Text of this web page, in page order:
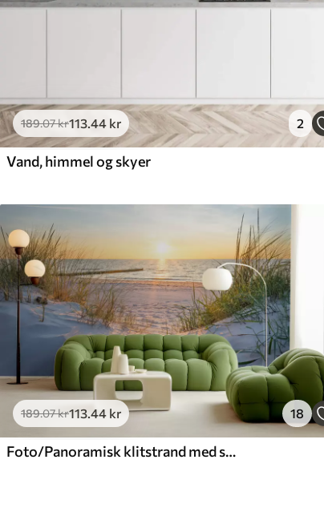
189.07kr113 .44 kr 2
Vand, himmel og skyer
189.07kr113.44 kr 18
Foto/Panoramisk klitstrand med solnedgang